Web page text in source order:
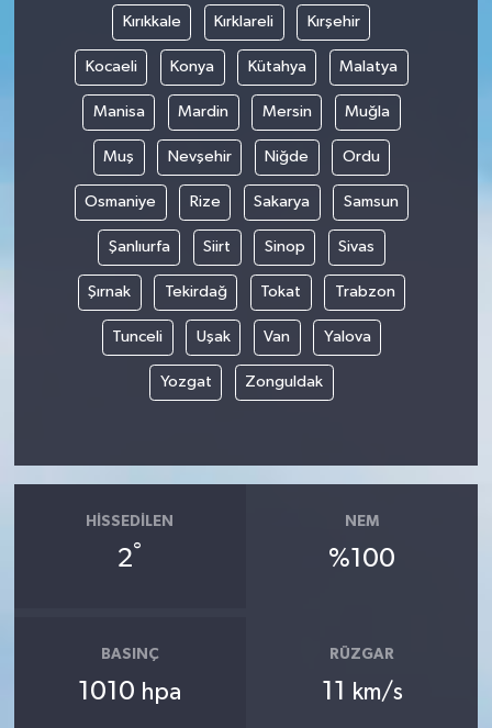
Kırıkkale Kırklareli Kırşehir
Kocaeli Konya Kütahya Malatya
Manisa Mardin Mersin Muğla
Muş Nevşehir Niğde Ordu
Osmaniye Rize Sakarya Samsun
Şanlıurfa Siirt Sinop Sivas
Şırnak Tekirdağ Tokat Trabzon
Tunceli Uşak Van Yalova
Yozgat Zonguldak
HISSEDILEN
2°
NEM
%100
BASINÇ
1010 hpa
RÜZGAR
11 km/s